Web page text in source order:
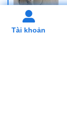
Tài khoản